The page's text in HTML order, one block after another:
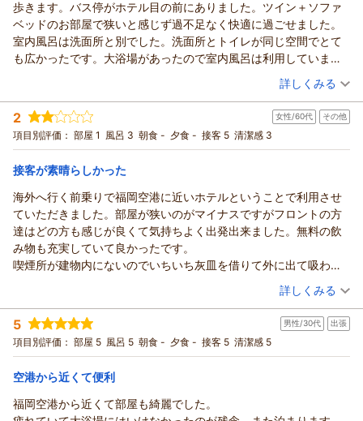
ります。
（返信日：2026/04/21）
早朝のご出発に合わせて当館をお選びいただき、さらに温かい
お言葉までお寄せくださり心より御礼申し上げます。
空港駅から迷わずお越しいただけたこと、そして近隣のコンビ
ニや館内でゆっくりお過ごしいただけたとのこと、とても嬉し
大浴場で旅の疲れを癒していただき、サービスドリンクもお楽
しみいただけたようで何よりです。
また、前日に送迎時間をご予約いただいたことで安心して翌朝
を迎えられたとのお言葉は、私たちにとって大きな励みになり
ます。
を光栄に思います。
またお迎えできる機会が訪れることを、スタッフ一同心より願
っております。
（返信日：2026/04/20）
歩きます。バス停がホテル目の前にありました。ツイン＋ソファ
ベッドのお部屋で狭いと感じず過不足なく快適に過ごせました。
室内風呂は洗面所と別でした。洗面所とトイレが同じ空間でとて
も広かったです。大浴場があったので室内風呂は利用していませ
んがユニットバスではなく十分な広さがあるように見えました。
大浴場は混雑具合が室内TVで確認できました。ただ、洗い場が一
ヶ所使用不可となっており、その情報案内はなくお風呂場へ行っ
て初めて知りました。が、時間的なタイミングで2名前後での利用
だったのでゆっくりお風呂を堪能することが出来ました。2泊だっ
歯ブラシ・スリッパ・パジャマ交換までしてあり、ペットボトル
の水も新しいものを3名分用意してありました。とても嬉しく感激
しました。朝食のブッフェもお野菜料理が沢山ありどれも美味し
かったです。また、利用したいです。
（投稿日：2026/03/22）
宿泊時期： 2026年03月宿泊 (家族旅行)
投稿者： 大だい母さんさん
宿泊プラン： 【九州・中国地方の方限定】シェフ厳選 一押し和洋食ビュッ
フェ付きプラン
ツイン 朝のみ
宿泊価格帯： 11,001～12,000円(大人一人あたり/税込)
ホテルフロントイン福岡空港からの返信
温かいご感想を丁寧にお寄せいただき、心よりお礼申し上げま
す。
ご家族での大切なご旅行に当館をお選びいただき、2泊の滞在を
快適にお過ごしいただけたとのお言葉は、私たちにとって何よ
空港からのアクセスやバス停の利便性、お部屋の広さや設備、
大浴場の混雑状況確認など、細かな点まで触れていただき、実
際のご滞在の様子が伝わってきて嬉しく拝読しました。
一方で、大浴場の洗い場が一部使用不可であった件につきまし
ては、事前のご案内が行き届かずご不便をおかけし申し訳ござ
タオル交換のみのご依頼にもかかわらず、清掃スタッフの対応
詳しくみる
2 女性/60代 その他
項目別評価： 部屋 1 風呂 3 朝食 - 夕食 - 接客 5 清潔感 3
接客が素晴らしかった
海外へ行く前乗りで福岡空港に近いホテルということで利用させ
ていただきました。部屋が狭いのがマイナスですがフロントの方
達はどの方も感じが良くて気持ちよく出発出来ました。無料の飲
み物も充実していて良かったです。
喫煙所が建物内にないのでいちいち灰皿を借りて外に出て吸わな
（投稿日：2026/03/16）
宿泊時期： 2026年03月宿泊 (その他)
投稿者： ゆかりさん
宿泊プラン： 【福岡空港ご利用の方限定】 素泊りプラン
食事なし
宿泊価格帯： 9,001～10,000円(大人一人あたり/税込)
ホテルフロントイン福岡空港からの返信
詳しくみる
5 男性/30代 出張
項目別評価： 部屋 5 風呂 5 朝食 - 夕食 - 接客 5 清潔感 5
空港から近くて便利
福岡空港から近くて部屋も綺麗でした。